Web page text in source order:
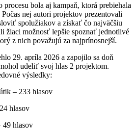
bola aj kampaň, ktorá prebiehala
nej autori projektov prezentovali
spolužiakov a získať čo najväčšiu
žiaci možnosť lepšie spoznať jednotlivé
z nich považujú za najprínosnejší.
29. apríla 2026 a zapojilo sa doň
udeliť svoj hlas 2 projektom.
výsledky:
– 233 hlasov
hlasov
49 hlasov